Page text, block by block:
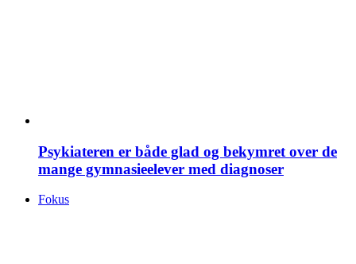
Psykiateren er både glad og bekymret over de
mange gymnasieelever med diagnoser
Fokus